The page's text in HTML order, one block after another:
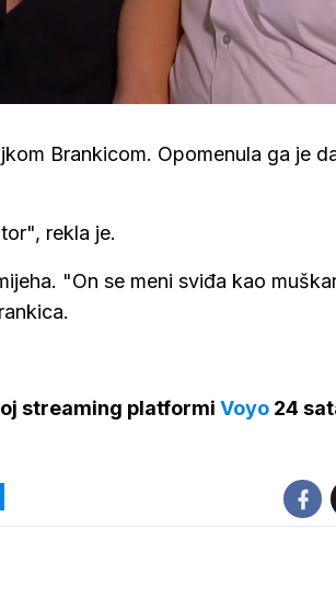
Brankicom. Opomenula ga je
rekla je.
"On se meni sviđa kao
streaming platformi Voyo 24